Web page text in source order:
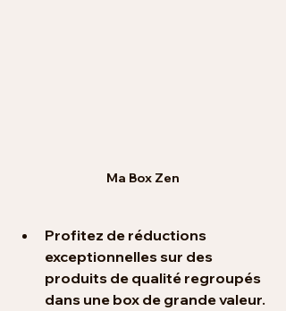
Ma Box Zen
Profitez de réductions
exceptionnelles sur des
produits de qualité regroupés
dans une box de grande valeur.